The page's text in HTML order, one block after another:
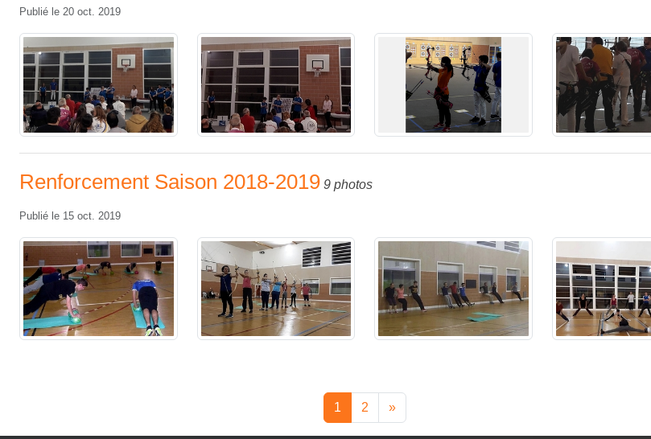
Publié le 20 oct. 2019
Renforcement Saison 2018-2019 9 photos
Publié le 15 oct. 2019
1 2 »